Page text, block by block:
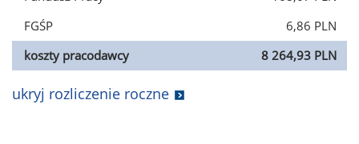
FGŚP
6,86 PLN
koszty pracodawcy
8 264,93 PLN
ukryj rozliczenie roczne